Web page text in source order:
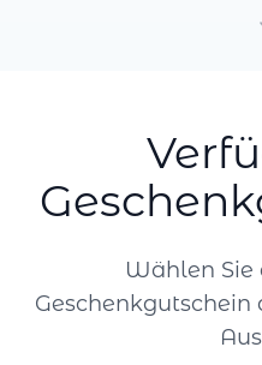
Wählen Sie
Geschenkgutschein